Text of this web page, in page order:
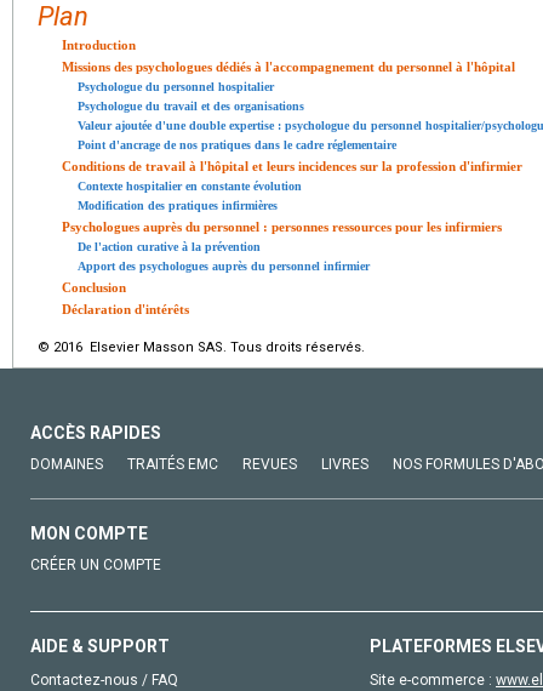
Plan
Introduction
Missions des psychologues dédiés à l'accompagnement du personnel à l'hôpital
Psychologue du personnel hospitalier
Psychologue du travail et des organisations
Valeur ajoutée d'une double expertise : psychologue du personnel hospitalier/
Point d'ancrage de nos pratiques dans le cadre réglementaire
Conditions de travail à l'hôpital et leurs incidences sur la profession d'infirmier
Contexte hospitalier en constante évolution
Modification des pratiques infirmières
Psychologues auprès du personnel : personnes ressources pour les infirmiers
De l'action curative à la prévention
Apport des psychologues auprès du personnel infirmier
Conclusion
Déclaration d'intérêts
© 2016 Elsevier Masson SAS. Tous droits réservés.
ACCÈS RAPIDES
DOMAINES TRAITÉS EMC REVUES LIVRES NOS FORMULES
MON COMPTE
CRÉER UN COMPTE
AIDE & SUPPORT
Contactez-nous / FAQ
PLATEFORMES
Site e-commerce :